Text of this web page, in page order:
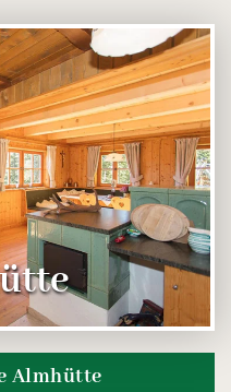
Almhütte